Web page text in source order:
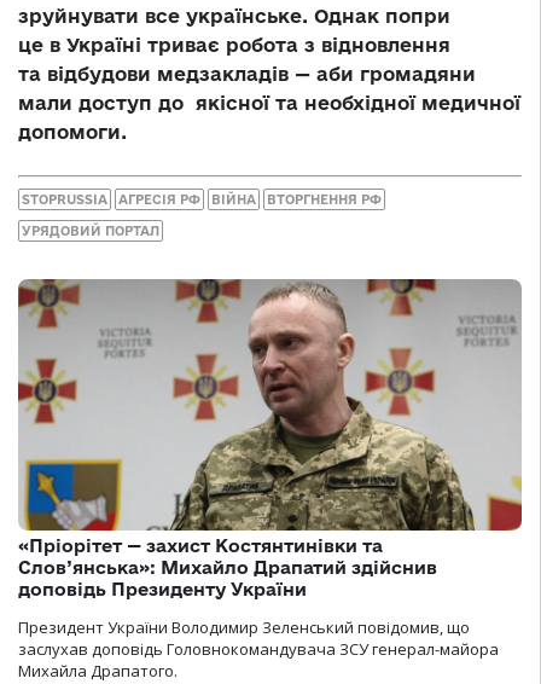
зруйнувати все українське. Однак попри
це в Україні триває робота з відновлення
та відбудови медзакладів — аби громадяни
мали доступ до якісної та необхідної медичної
допомоги.
STOPRUSSIA АГРЕСІЯ РФ ВІЙНА ВТОРГНЕННЯ РФ
УРЯДОВИЙ ПОРТАЛ
«Пріорітет — захист Костянтинівки та
Слов’янська»: Михайло Драпатий здійснив
доповідь Президенту України
Президент України Володимир Зеленський повідомив, що
заслухав доповідь Головнокомандувача ЗСУ генерал-майора
Михайла Драпатого.